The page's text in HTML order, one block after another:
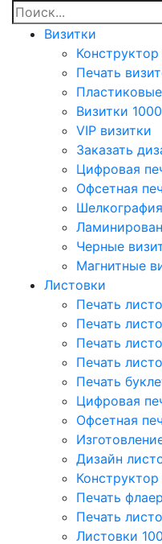
Визитки
Конструктор
Печать
Визитки
VIP визитки
Заказать
Цифровая
Офсетная
Шелкография
Черные
Магнитные
Листовки
Печать
Печать
Печать
Печать
Печать
Цифровая
Офсетная
Дизайн
Печать
Печать
Листовки